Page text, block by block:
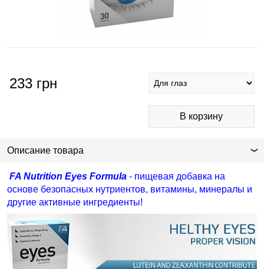
233 грн
Описание товара
FA Nutrition Eyes Formula - пищевая добавка на
основе безопасных нутриентов, витамины, минералы и
другие активные ингредиенты!